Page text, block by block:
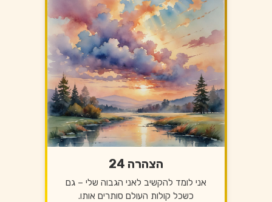
הצהרה 24
אני לומד להקשיב לאני הגבוה שלי – גם
כשכל קולות העולם סותרים אותו.